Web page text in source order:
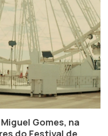
Gomes, na
do Festival de